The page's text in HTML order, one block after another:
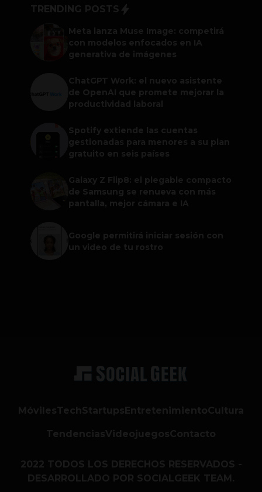
TRENDING POSTS
Meta lanza Muse Image: competirá
con modelos enfocados en IA
generativa de imágenes
ChatGPT Work: el nuevo asistente
de OpenAI que promete mejorar la
productividad laboral
Spotify extiende las cuentas
gestionadas para menores a su plan
gratuito en seis países
Galaxy Z Flip8: el plegable compacto
de Samsung se renueva con más
pantalla, mejor cámara e IA
Google permitirá iniciar sesión con
un video de tu rostro